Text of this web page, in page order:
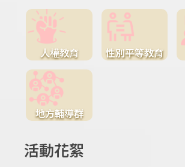
人權教育 性別平等教育
地方輔導群
活動花絮